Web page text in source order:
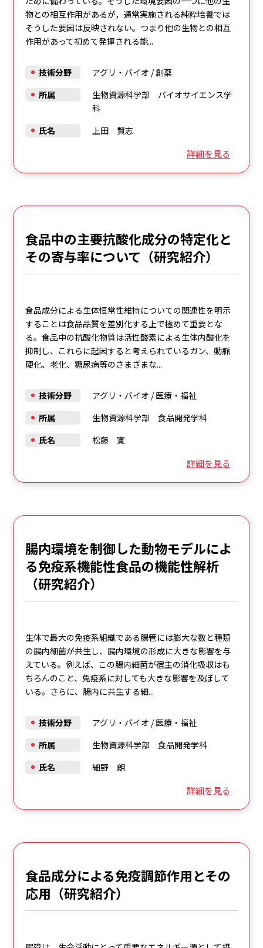
物との相互作用があるが，通常実施される純粋培養では
そうした要因は反映されない。つまり他の生物との相互
作用があって初めて発揮される能...
詳細を見る
技術分野 アグリ・バイオ /創薬
所属
生物資源科学部 バイオサイエンス学
科
氏名
上田 賢志
食品中の主要抗酸化成分の特定化と
その寄与率について（研究紹介）
食品成分による生体恒常性維持についての関連性を明示
することは食品品質を差別化する上で極めて重要とな
る。食品中の抗酸化物質は活性酸素による生体内酸化を
抑制し、これらに起因すると考えられているガン、動脈
硬化、老化、糖尿病等のさまざまな...
詳細を見る
技術分野 アグリ・バイオ /医療・福祉
所属
生物資源科学部 食品開発学科
氏名
松藤 寛
腸内環境を制御した動物モデルによ
る免疫系機能性食品の機能性解析
（研究紹介）
生体で最大の免疫系組織である腸管には膨大な数と種類
の腸内細菌が共生し、腸内環境の形成に大きな影響を与
えている。例えば、この腸内細菌が宿主の消化吸収はも
ちろんのこと、免疫系に対しても大きな影響を及ぼして
いる。さらに、腸内に共生する細...
詳細を見る
技術分野 アグリ・バイオ /医療・福祉
所属
生物資源科学部 食品開発学科
氏名
細野 朗
食品成分による免疫調節作用とその
応用（研究紹介）